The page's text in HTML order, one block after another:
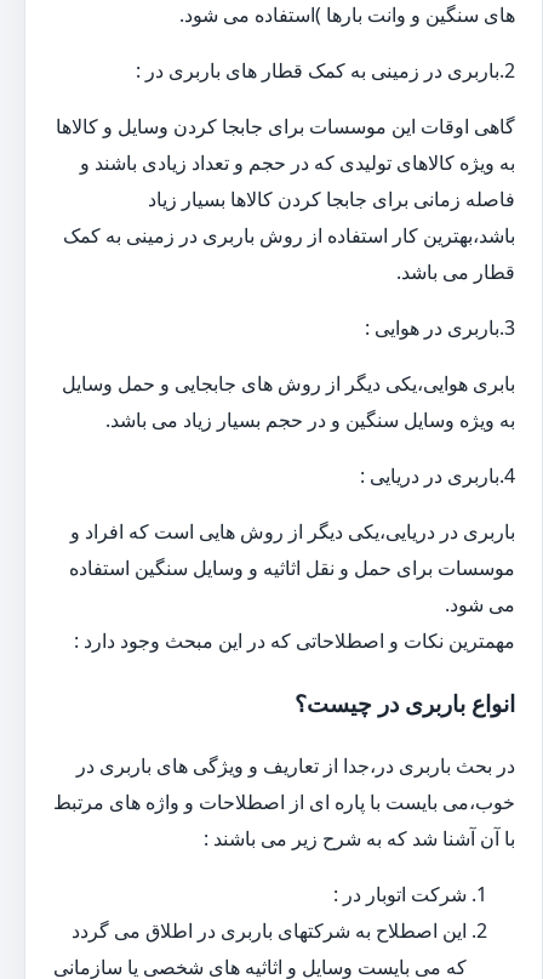
های سنگین و وانت بارها )استفاده می شود.
2.باربری در زمینی به کمک قطار های باربری در :
گاهی اوقات این موسسات برای جابجا کردن وسایل و کالاها
به ویژه کالاهای تولیدی که در حجم و تعداد زیادی باشند و
فاصله زمانی برای جابجا کردن کالاها بسیار زیاد
باشد،بهترین کار استفاده از روش باربری در زمینی به کمک
قطار می باشد.
3.باربری در هوایی :
بابری هوایی،یکی دیگر از روش های جابجایی و حمل وسایل
به ویژه وسایل سنگین و در حجم بسیار زیاد می باشد.
4.باربری در دریایی :
باربری در دریایی،یکی دیگر از روش هایی است که افراد و
موسسات برای حمل و نقل اثاثیه و وسایل سنگین استفاده
می شود.
مهمترین نکات و اصطلاحاتی که در این مبحث وجود دارد :
انواع باربری در چیست؟
در بحث باربری در،جدا از تعاریف و ویژگی های باربری در
خوب،می بایست با پاره ای از اصطلاحات و واژه های مرتبط
با آن آشنا شد که به شرح زیر می باشند :
شرکت اتوبار در :
این اصطلاح به شرکتهای باربری در اطلاق می گردد
که می بایست وسایل و اثاثیه های شخصی یا سازمانی